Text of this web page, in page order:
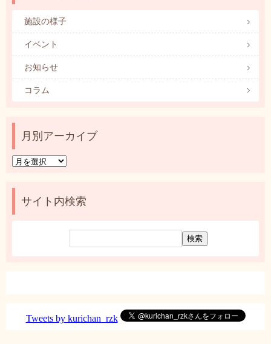
施設の様子
イベント
お知らせ
コラム
月別アーカイブ
月
ア
サイト内検索
Tweets by kurichan_rzk